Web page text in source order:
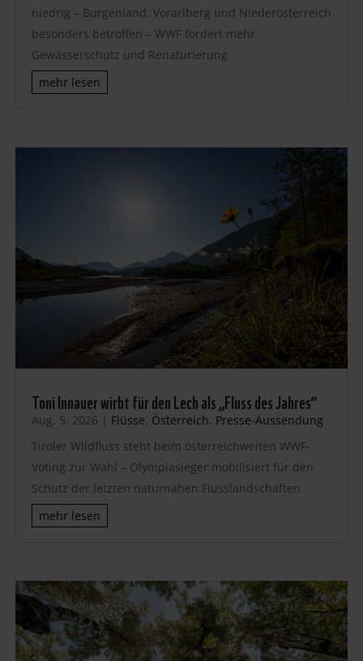
niedrig – Burgenland, Vorarlberg und Niederösterreich
besonders betroffen – WWF fordert mehr
Gewässerschutz und Renaturierung
mehr lesen
Toni Innauer wirbt für den Lech als „Fluss des Jahres“
Aug. 5, 2026 | Flüsse, Österreich, Presse-Aussendung
Tiroler Wildfluss steht beim österreichweiten WWF-
Voting zur Wahl – Olympiasieger mobilisiert für den
Schutz der letzten naturnahen Flusslandschaften
mehr lesen